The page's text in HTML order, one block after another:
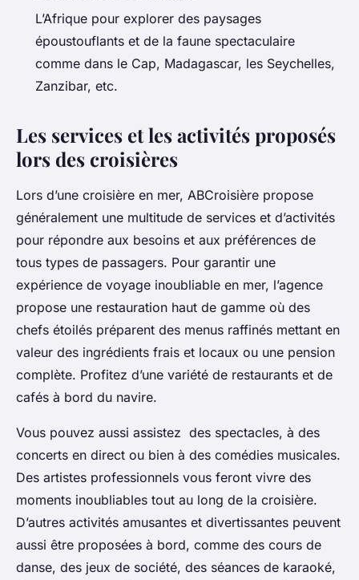
L’Afrique pour explorer des paysages
époustouflants et de la faune spectaculaire
comme dans le Cap, Madagascar, les Seychelles,
Zanzibar, etc.
Les services et les activités proposés
lors des croisières
Lors d’une croisière en mer, ABCroisière propose
généralement une multitude de services et d’activités
pour répondre aux besoins et aux préférences de
tous types de passagers. Pour garantir une
expérience de voyage inoubliable en mer, l’agence
propose une restauration haut de gamme où des
chefs étoilés préparent des menus raffinés mettant en
valeur des ingrédients frais et locaux ou une pension
complète. Profitez d’une variété de restaurants et de
cafés à bord du navire.
Vous pouvez aussi assistez des spectacles, à des
concerts en direct ou bien à des comédies musicales.
Des artistes professionnels vous feront vivre des
moments inoubliables tout au long de la croisière.
D’autres activités amusantes et divertissantes peuvent
aussi être proposées à bord, comme des cours de
danse, des jeux de société, des séances de karaoké,